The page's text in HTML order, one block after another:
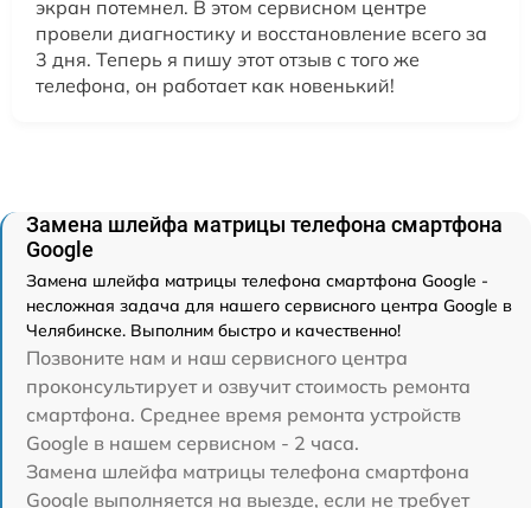
экран потемнел. В этом сервисном центре
провели диагностику и восстановление всего за
3 дня. Теперь я пишу этот отзыв с того же
телефона, он работает как новенький!
Замена шлейфа матрицы телефона смартфона
Google
Замена шлейфа матрицы телефона смартфона Google -
несложная задача для нашего сервисного центра Google в
Челябинске. Выполним быстро и качественно!
Позвоните нам и наш сервисного центра
проконсультирует и озвучит стоимость ремонта
смартфона. Среднее время ремонта устройств
Google в нашем сервисном - 2 часа.
Замена шлейфа матрицы телефона смартфона
Google выполняется на выезде, если не требует